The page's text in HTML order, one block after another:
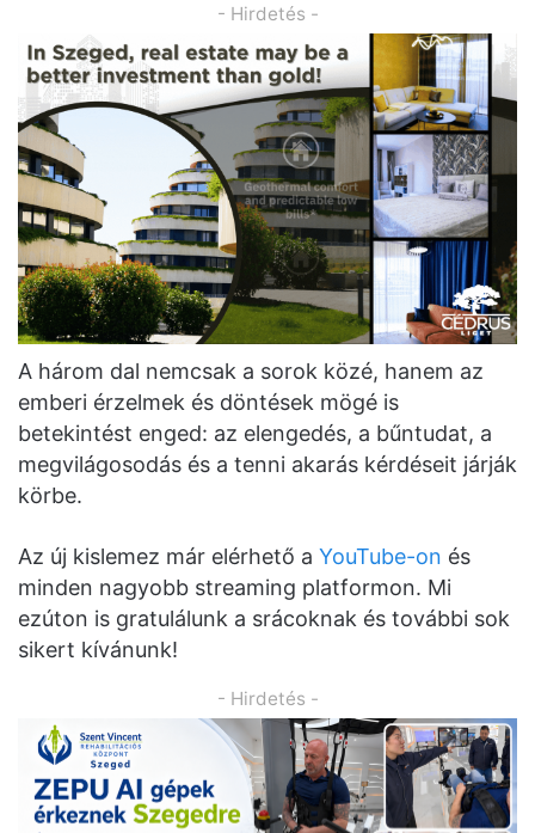
- Hirdetés -
A három dal nemcsak a sorok közé, hanem az
emberi érzelmek és döntések mögé is
betekintést enged: az elengedés, a bűntudat, a
megvilágosodás és a tenni akarás kérdéseit járják
körbe.
Az új kislemez már elérhető a YouTube-on és
minden nagyobb streaming platformon. Mi
ezúton is gratulálunk a srácoknak és további sok
sikert kívánunk!
- Hirdetés -